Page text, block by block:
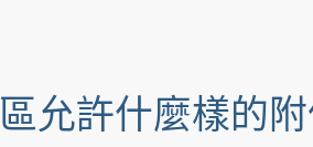
允許什麼樣的